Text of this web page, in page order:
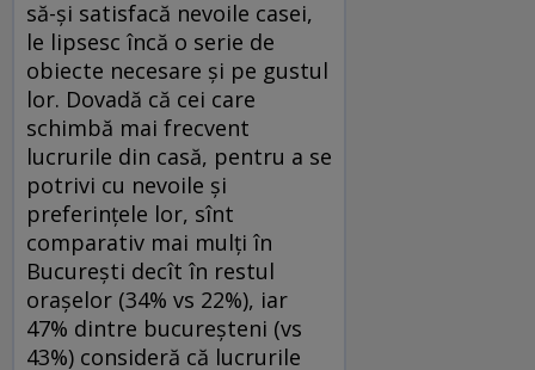
să-și satisfacă nevoile casei,
le lipsesc încă o serie de
obiecte necesare și pe gustul
lor. Dovadă că cei care
schimbă mai frecvent
lucrurile din casă, pentru a se
potrivi cu nevoile și
preferințele lor, sînt
comparativ mai mulți în
București decît în restul
orașelor (34% vs 22%), iar
47% dintre bucureșteni (vs
43%) consideră că lucrurile